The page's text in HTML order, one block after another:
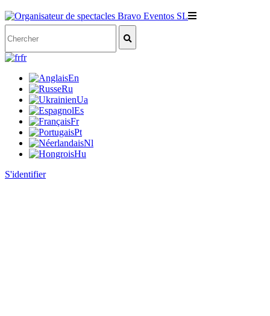
fr
En
Ru
Ua
Es
Fr
Pt
Nl
Hu
S'identifier